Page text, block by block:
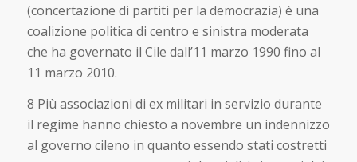
(concertazione di partiti per la democrazia) è una
coalizione politica di centro e sinistra moderata
che ha governato il Cile dall’11 marzo 1990 fino al
11 marzo 2010.
8 Più associazioni di ex militari in servizio durante
il regime hanno chiesto a novembre un indennizzo
al governo cileno in quanto essendo stati costretti